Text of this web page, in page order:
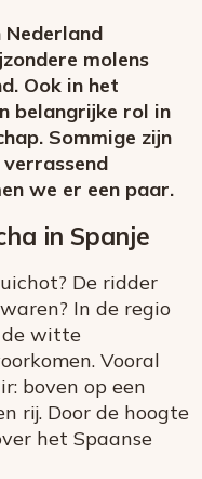
Nederland
molens
Ook in het
belangrijke rol in
Sommige zijn
we er een paar.
in Spanje
De ridder
In de regio
de witte
Vooral
boven op een
rij. Door de hoogte
het Spaanse